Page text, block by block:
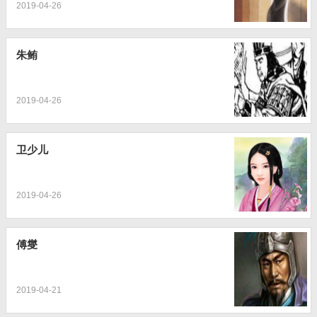
2019-04-26
朱鲔
2019-04-26
卫少儿
2019-04-26
傅燮
2019-04-21